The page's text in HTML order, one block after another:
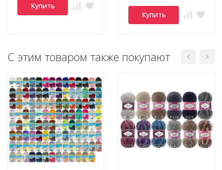
Купить
Купить
С этим товаром также покупают